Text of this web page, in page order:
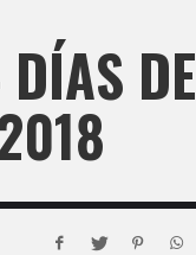
DE